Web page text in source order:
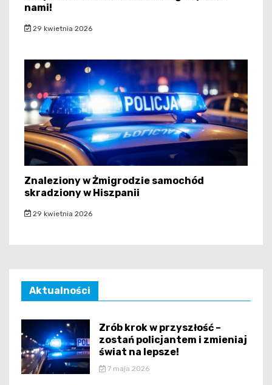
nami!
29 kwietnia 2026
Znaleziony w Żmigrodzie samochód
skradziony w Hiszpanii
29 kwietnia 2026
Aktualności
Zrób krok w przyszłość –
zostań policjantem i zmieniaj
świat na lepsze!
7 maja 2026